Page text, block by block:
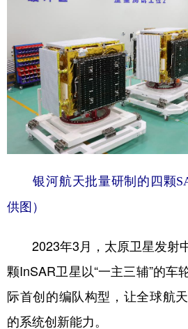
银河航天批量研制的四颗
供图）
2023年3月，太原卫星发射中
颗InSAR卫星以“一主三辅”的车
际首创的编队构型，让全球航
的系统创新能力。